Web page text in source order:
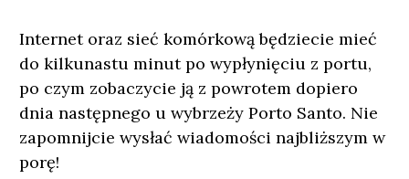
Internet oraz sieć komórkową będziecie mieć
do kilkunastu minut po wypłynięciu z portu,
po czym zobaczycie ją z powrotem dopiero
dnia następnego u wybrzeży Porto Santo. Nie
zapomnijcie wysłać wiadomości najbliższym w
porę!